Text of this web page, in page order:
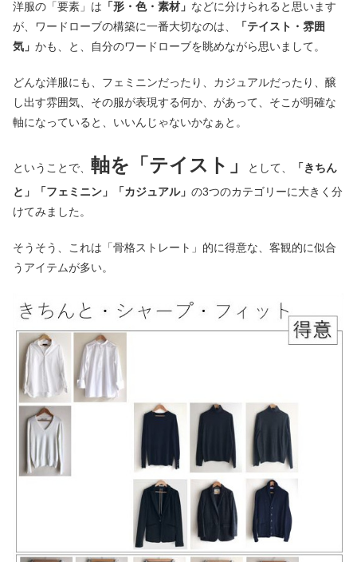
洋服の「要素」は 「形・色・素材」 などに分けられると思います
が、ワードローブの構築に一番大切なのは、
「テイスト・雰囲
気」 かも、と、自分のワードローブを眺めながら思いまして。
どんな洋服にも、フェミニンだったり、カジュアルだったり、醸
し出す雰囲気、その服が表現する何か、があって、そこが明確な
軸になっていると、いいんじゃないかなぁと。
ということで、 軸を「テイスト」 として、
「きちん
と」「フェミニン」「カジュアル」 の3つのカテゴリーに大きく分
けてみました。
そうそう、これは「骨格ストレート」的に得意な、客観的に似合
うアイテムが多い。